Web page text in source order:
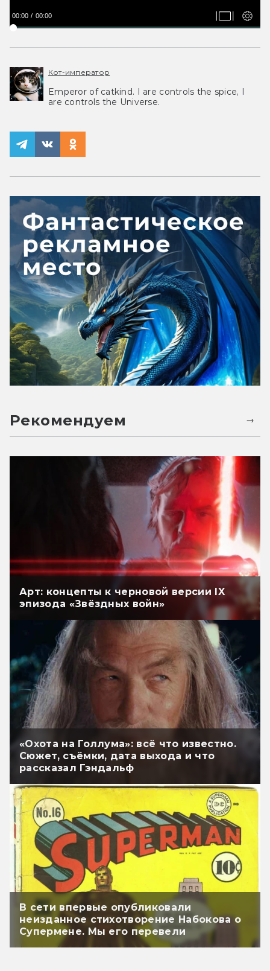
00:00 00:00
Кот-император
Emperor of catkind. I are controls the spice, I
are controls the Universe.
Рекомендуем
Арт: концепты к черновой версии IX
эпизода «Звёздных войн»
«Охота на Голлума»: всё что известно.
Сюжет, съёмки, дата выхода и что
рассказал Гэндальф
В сети впервые опубликовали
неизданное стихотворение Набокова о
Супермене. Мы его перевели